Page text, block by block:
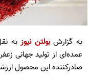
به گزارشبولتن نیوزبه
عمده‌ای از تولید جهانی
صادرکننده این محصول